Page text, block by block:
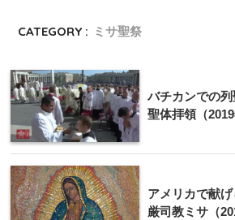
CATEGORY : ミサ聖祭
バチカンでの
聖体拝領（2019
アメリカで献
厳司教ミサ（